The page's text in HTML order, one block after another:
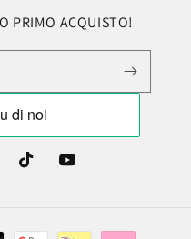
PRIMO ACQUISTO!
TikTok YouTube